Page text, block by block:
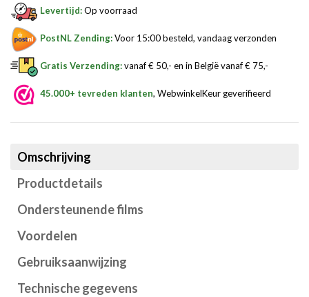
Levertijd:Op voorraad
PostNL Zending:Voor 15:00 besteld, vandaag verzonden
Gratis Verzending:vanaf € 50,- en in België vanaf € 75,-
45.000+ tevreden klanten, WebwinkelKeur geverifieerd
Omschrijving
Productdetails
Ondersteunende films
Voordelen
Gebruiksaanwijzing
Technische gegevens